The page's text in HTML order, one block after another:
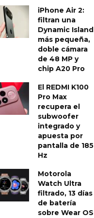
iPhone Air 2:
filtran una
Dynamic Island
más pequeña,
doble cámara
de 48 MP y
chip A20 Pro
El REDMI K100
Pro Max
recupera el
subwoofer
integrado y
apuesta por
pantalla de 185
Hz
Motorola
Watch Ultra
filtrado, 13 días
de batería
sobre Wear OS